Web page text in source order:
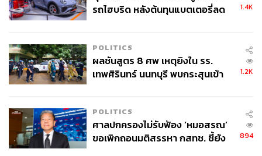
รถไฮบริด หลังต้นทุนแบตเตอรี่ลด
1.4K
POLITICS
ผลชันสูตร 8 ศพ เหตุยิงใน รร.
เทพศิรินทร์ นนทบุรี พบกระสุนเข้า
1.2K
POLITICS
ศาลปกครองไม่รับฟ้อง ‘หมอสรณ’
ขอเพิกถอนมติสรรหา กสทช. ชี้ยัง
894